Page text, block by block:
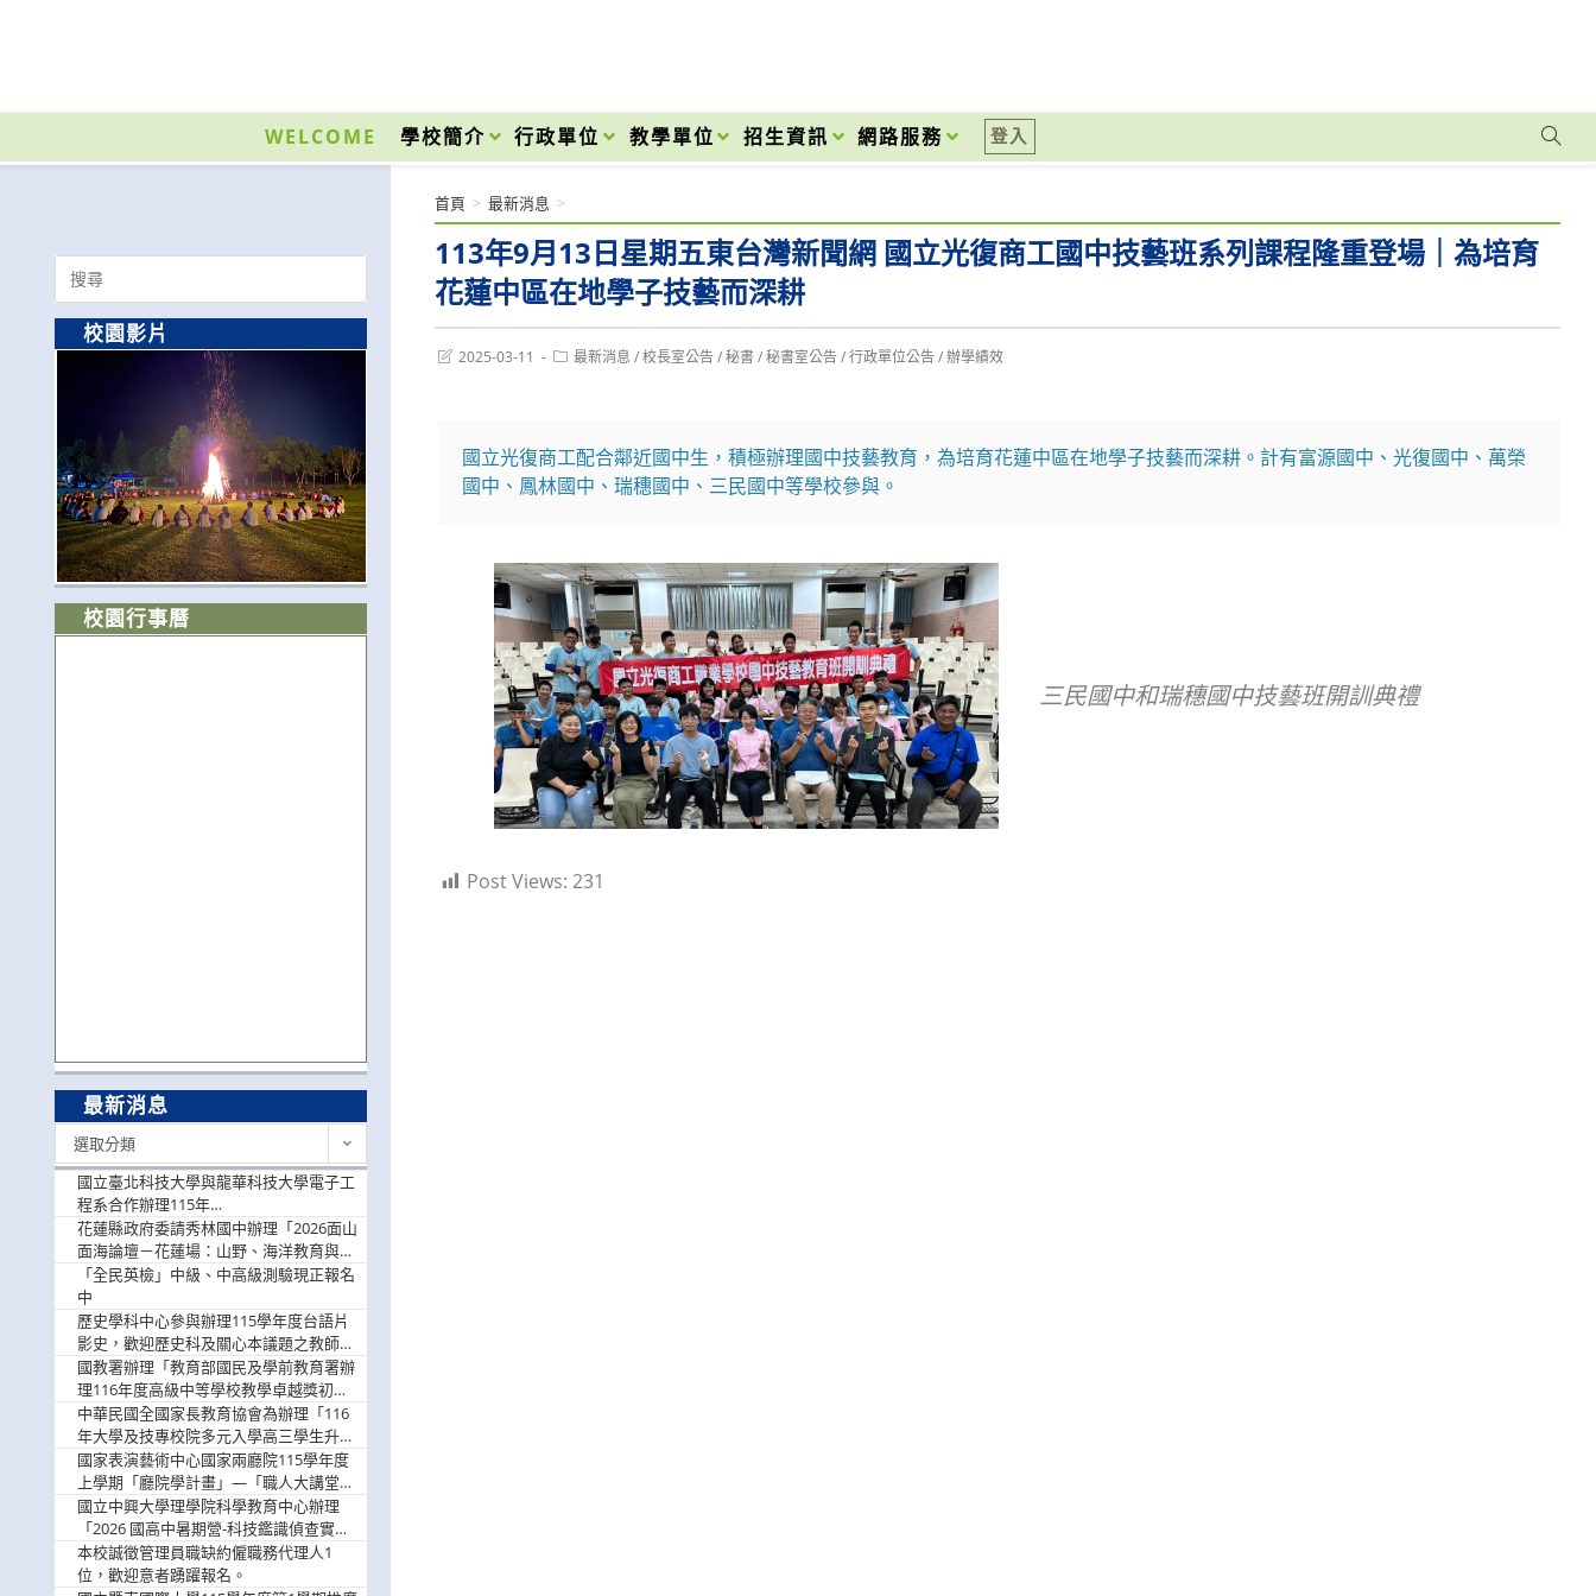
內
WELCOME 學校簡介 行政單位 教學單位 招生資訊 網路服務 登入
113年9月13日星期五東台灣新聞網 國立光復商工國中技藝班系列課程隆重登場｜為培育
花蓮中區在地學子技藝而深耕
首頁 > 最新消息 >
Post2025-03-11
Post最新消息 / 校長室公告 / 秘書 / 秘書室公告 / 行政單位公告 / 辦學績效
國立光復商工配合鄰近國中生，積極辦理國中技藝教育，為培育花蓮中區在地學子技藝而深耕。計有富源國中、光復國中、萬榮
國中、鳳林國中、瑞穗國中、三民國中等學校參與。
三民國中和瑞穗國中技藝班開訓典禮
Post Views: 231
Search
for:
校園影片
校園行事曆
最新消息
選取分類
國立臺北科技大學與龍華科技大學電子工
程系合作辦理115年
「115.08.10~08.12「AI賦能應用於智慧半
導體研習營」，歡迎學生踴躍報名參加
花蓮縣政府委請秀林國中辦理「2026面山
面海論壇－花蓮場：山野、海洋教育與戶
外安全實務課程」，歡迎踴躍報名參加
「全民英檢」中級、中高級測驗現正報名
中
歷史學科中心參與辦理115學年度台語片
影史，歡迎歷史科及關心本議題之教師踴
躍報名參加
國教署辦理「教育部國民及學前教育署辦
理116年度高級中等學校教學卓越獎初選
實施計畫」，鼓勵教師踴躍報名
中華民國全國家長教育協會為辦理「116
年大學及技專校院多元入學高三學生升學
輔導家長說明會」
國家表演藝術中心國家兩廳院115學年度
上學期「廳院學計畫」—「職人大講堂」
及「一日體驗課程」，鼓勵踴躍報名參
與。
國立中興大學理學院科學教育中心辦理
「2026 國高中暑期營-科技鑑識偵查實戰
營」活動資訊，鼓勵學生踴躍報名參加。
本校誠徵管理員職缺約僱職務代理人1
位，歡迎意者踴躍報名。